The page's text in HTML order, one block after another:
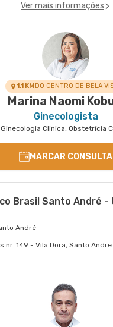
Ver mais informações
1.1 KMDO CENTRO DE BELA
Marina Naomi
Ginecologista
Ginecologia Clinica, Obstetrícia
MARCAR CONSULTA
Brasil Santo André -
André
nr. 149 - Vila Dora, Santo